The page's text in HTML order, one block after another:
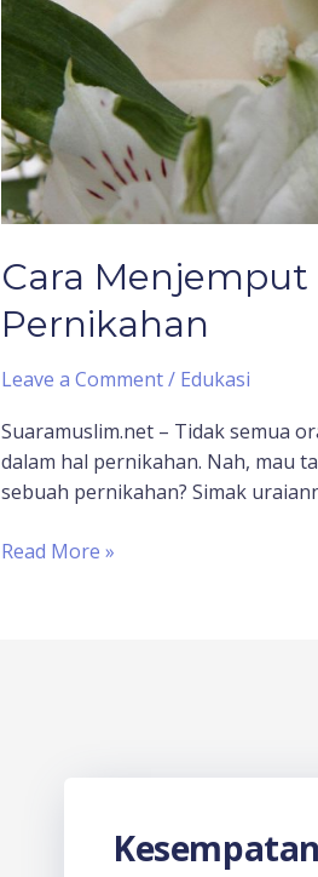
Cara
Pernikahan
Leave a Comment/ Edukasi
Suaramuslim.net – Tidak semua
dalam hal pernikahan. Nah, mau
sebuah pernikahan? Simak
Read More »